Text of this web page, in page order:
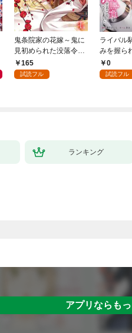
鬼条院家の花嫁～鬼に
見初められた没落令嬢
～１165
試読フル
ライバル
みを握ら
負をする
した第1話
0
試読フル
ランキング
アプリならも